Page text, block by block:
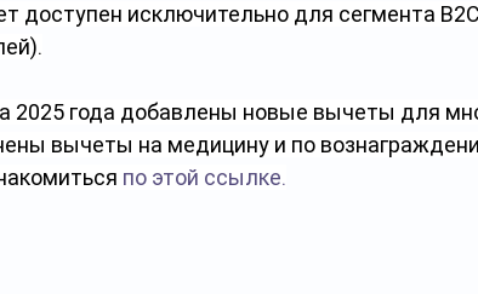
доступен исключительно для сегмента
2025 года добавлены новые вычеты для
вычеты на медицину и по
по этой ссылке.